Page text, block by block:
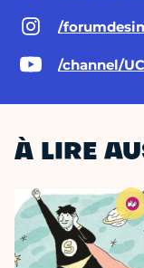
/
/channel/
À LIRE